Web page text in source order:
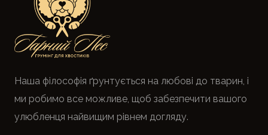
Наша філософія ґрунтується на любові до тварин, і
ми робимо все можливе, щоб забезпечити вашого
улюбленця найвищим рівнем догляду.